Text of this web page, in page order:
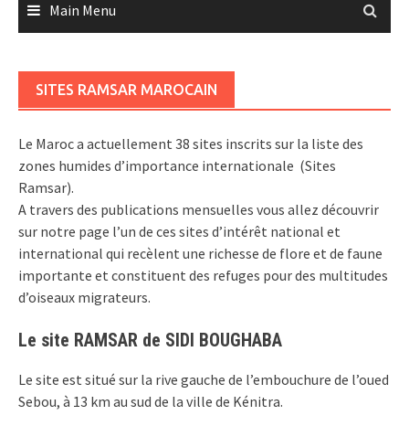
Main Menu
SITES RAMSAR MAROCAIN
Le Maroc a actuellement 38 sites inscrits sur la liste des
zones humides d’importance internationale (Sites
Ramsar).
A travers des publications mensuelles vous allez découvrir
sur notre page l’un de ces sites d’intérêt national et
international qui recèlent une richesse de flore et de faune
importante et constituent des refuges pour des multitudes
d’oiseaux migrateurs.
Le site RAMSAR de SIDI BOUGHABA
Le site est situé sur la rive gauche de l’embouchure de l’oued
Sebou, à 13 km au sud de la ville de Kénitra.